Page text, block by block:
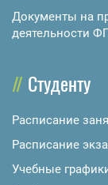
Документы на
деятельности
Студенту
Расписание
Расписание
Учебные